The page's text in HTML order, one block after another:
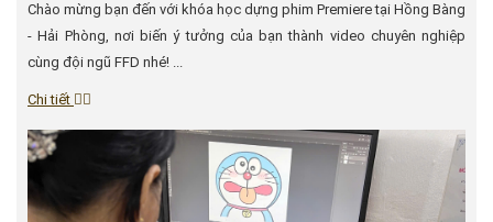
Chào mừng bạn đến với khóa học dựng phim Premiere tại Hồng Bàng
- Hải Phòng, nơi biến ý tưởng của bạn thành video chuyên nghiệp
cùng đội ngũ FFD nhé! ...
Chi tiết